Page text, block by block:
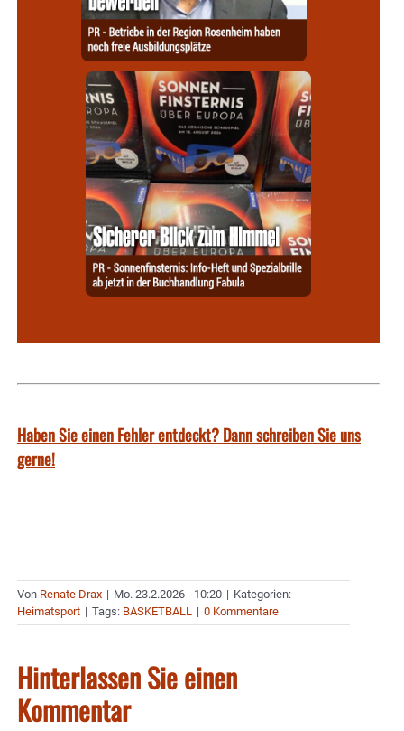
Haben Sie einen Fehler entdeckt? Dann schreiben Sie uns
gerne!
Von Renate Drax | Mo. 23.2.2026 - 10:20 | Kategorien:
Heimatsport | Tags: BASKETBALL | 0 Kommentare
Hinterlassen Sie einen
Kommentar